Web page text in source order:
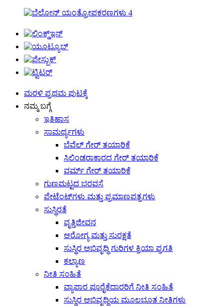
ಮರಳಿ ಪ್ರಥಮ ಪುಟಕ್ಕೆ
ನಮ್ಮ ಬಗ್ಗೆ
ಇತಿಹಾಸ
ಸಾಮರ್ಥ್ಯಗಳು
ಬೆವೆಲ್ ಗೇರ್ ತಯಾರಿಕೆ
ಸಿಲಿಂಡರಾಕಾರದ ಗೇರ್ ತಯಾರಿಕೆ
ವರ್ಮ್ ಗೇರ್ ತಯಾರಿಕೆ
ಗುಣಮಟ್ಟದ ಭರವಸೆ
ಪೇಟೆಂಟ್‌ಗಳು ಮತ್ತು ಪ್ರಮಾಣಪತ್ರಗಳು
ಸುಸ್ಥಿರತೆ
ವೃತ್ತಿಜೀವನ
ಆರೋಗ್ಯ ಮತ್ತು ಸುರಕ್ಷತೆ
ಸುಸ್ಥಿರ ಅಭಿವೃದ್ಧಿ ಗುರಿಗಳ ಕ್ರಿಯಾ ಪ್ರಗತಿ
ಕಲ್ಯಾಣ
ನೀತಿ ಸಂಹಿತೆ
ವ್ಯಾಪಾರ ಪೂರೈಕೆದಾರರಿಗೆ ನೀತಿ ಸಂಹಿತೆ
ಸುಸ್ಥಿರ ಅಭಿವೃದ್ಧಿಯ ಮೂಲಭೂತ ನೀತಿಗಳು